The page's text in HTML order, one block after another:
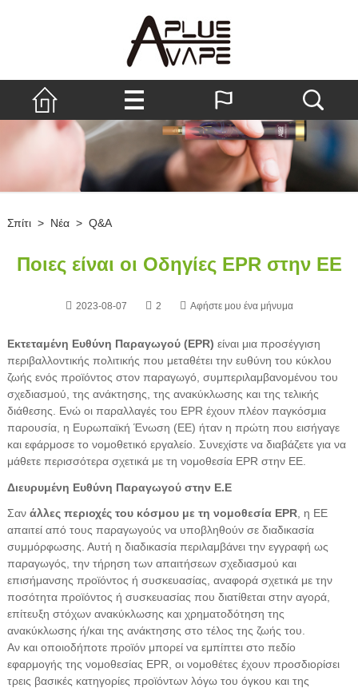
Σπίτι > Νέα > Q&A
Ποιες είναι οι Οδηγίες EPR στην ΕΕ
2023-08-07 2 Αφήστε μου ένα μήνυμα
Εκτεταμένη Ευθύνη Παραγωγού (EPR) είναι μια προσέγγιση
περιβαλλοντικής πολιτικής που μεταθέτει την ευθύνη του κύκλου
ζωής ενός προϊόντος στον παραγωγό, συμπεριλαμβανομένου του
σχεδιασμού, της ανάκτησης, της ανακύκλωσης και της τελικής
διάθεσης. Ενώ οι παραλλαγές του EPR έχουν πλέον παγκόσμια
παρουσία, η Ευρωπαϊκή Ένωση (ΕΕ) ήταν η πρώτη που εισήγαγε
και εφάρμοσε το νομοθετικό εργαλείο. Συνεχίστε να διαβάζετε για να
μάθετε περισσότερα σχετικά με τη νομοθεσία EPR στην ΕΕ.
Διευρυμένη Ευθύνη Παραγωγού στην Ε.Ε
Σαν άλλες περιοχές του κόσμου με τη νομοθεσία EPR, η ΕΕ
απαιτεί από τους παραγωγούς να υποβληθούν σε διαδικασία
συμμόρφωσης. Αυτή η διαδικασία περιλαμβάνει την εγγραφή ως
παραγωγός, την τήρηση των απαιτήσεων σχεδιασμού και
επισήμανσης προϊόντος ή συσκευασίας, αναφορά σχετικά με την
ποσότητα προϊόντος ή συσκευασίας που διατίθεται στην αγορά,
επίτευξη στόχων ανακύκλωσης και χρηματοδότηση της
ανακύκλωσης ή/και της ανάκτησης στο τέλος της ζωής του.
Αν και οποιοδήποτε προϊόν μπορεί να εμπίπτει στο πεδίο
εφαρμογής της νομοθεσίας EPR, οι νομοθέτες έχουν προσδιορίσει
τρεις βασικές κατηγορίες προϊόντων λόγω του όγκου και της